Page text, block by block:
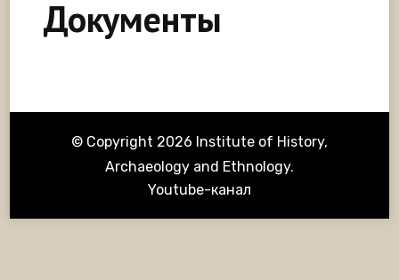
Документы
© Copyright 2026 Institute of History,
Archaeology and Ethnology.
Youtube-канал